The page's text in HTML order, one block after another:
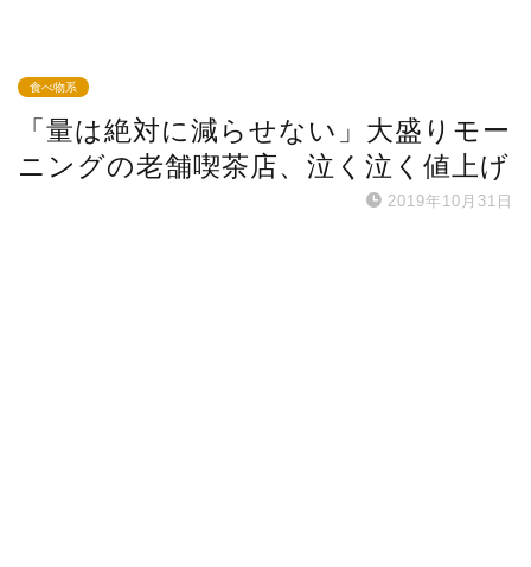
食べ物系
「量は絶対に減らせない」大盛りモー
ニングの老舗喫茶店、泣く泣く値上げ
2019年10月31日